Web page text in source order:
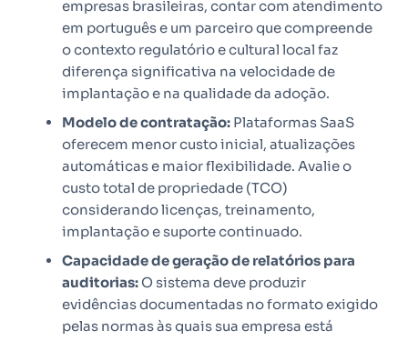
empresas brasileiras, contar com atendimento
em português e um parceiro que compreende
o contexto regulatório e cultural local faz
diferença significativa na velocidade de
implantação e na qualidade da adoção.
Modelo de contratação: Plataformas SaaS
oferecem menor custo inicial, atualizações
automáticas e maior flexibilidade. Avalie o
custo total de propriedade (TCO)
considerando licenças, treinamento,
implantação e suporte continuado.
Capacidade de geração de relatórios para
auditorias:O sistema deve produzir
evidências documentadas no formato exigido
pelas normas às quais sua empresa está